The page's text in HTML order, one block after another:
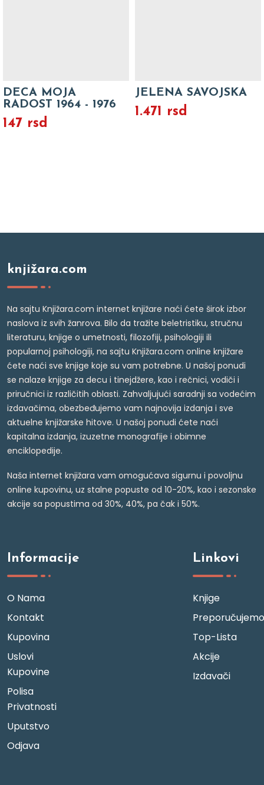
DECA MOJA
RADOST 1964 - 1976
147 rsd
JELENA SAVOJSKA
1.471 rsd
knjižara.com
Na sajtu Knjižara.com internet knjižare naći ćete širok izbor
naslova iz svih žanrova. Bilo da tražite beletristiku, stručnu
literaturu, knjige o umetnosti, filozofiji, psihologiji ili
popularnoj psihologiji, na sajtu Knjižara.com online knjižare
ćete naći sve knjige koje su vam potrebne. U našoj ponudi
se nalaze knjige za decu i tinejdžere, kao i rečnici, vodiči i
priručnici iz različitih oblasti. Zahvaljujući saradnji sa vodećim
izdavačima, obezbeđujemo vam najnovija izdanja i sve
aktuelne knjižarske hitove. U našoj ponudi ćete naći
kapitalna izdanja, izuzetne monografije i obimne
enciklopedije.
Naša internet knjižara vam omogućava sigurnu i povoljnu
online kupovinu, uz stalne popuste od 10-20%, kao i sezonske
akcije sa popustima od 30%, 40%, pa čak i 50%.
Informacije
O Nama
Kontakt
Kupovina
Uslovi
Kupovine
Polisa
Privatnosti
Uputstvo
Odjava
Linkovi
Knjige
Preporučujemo
Top-Lista
Akcije
Izdavači